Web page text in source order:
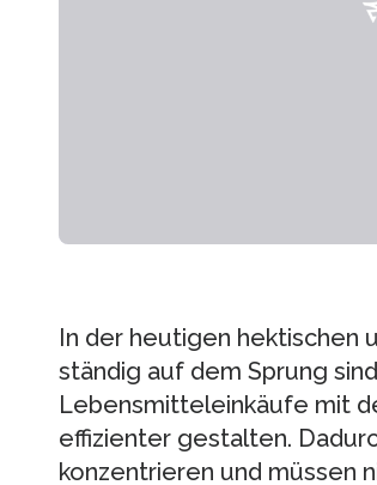
In der heutigen hektischen
ständig auf dem Sprung
Lebensmitteleinkäufe mit
effizienter gestalten.
konzentrieren und müssen